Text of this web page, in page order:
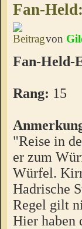
Fan-
von
Fan-Held-
Rang: 15
"Reise in
er zum
Würfel.
Hadrische
Regel gilt
Hier haben